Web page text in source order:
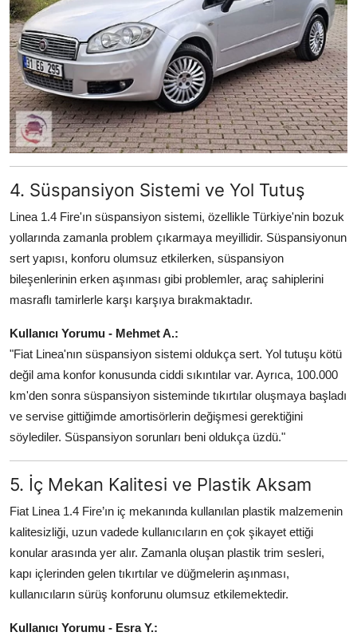
4. Süspansiyon Sistemi ve Yol Tutuş
Linea 1.4 Fire'ın süspansiyon sistemi, özellikle Türkiye'nin bozuk
yollarında zamanla problem çıkarmaya meyillidir. Süspansiyonun
sert yapısı, konforu olumsuz etkilerken, süspansiyon
bileşenlerinin erken aşınması gibi problemler, araç sahiplerini
masraflı tamirlerle karşı karşıya bırakmaktadır.
Kullanıcı Yorumu - Mehmet A.:
"Fiat Linea'nın süspansiyon sistemi oldukça sert. Yol tutuşu kötü
değil ama konfor konusunda ciddi sıkıntılar var. Ayrıca, 100.000
km'den sonra süspansiyon sisteminde tıkırtılar oluşmaya başladı
ve servise gittiğimde amortisörlerin değişmesi gerektiğini
söylediler. Süspansiyon sorunları beni oldukça üzdü."
5. İç Mekan Kalitesi ve Plastik Aksam
Fiat Linea 1.4 Fire’ın iç mekanında kullanılan plastik malzemenin
kalitesizliği, uzun vadede kullanıcıların en çok şikayet ettiği
konular arasında yer alır. Zamanla oluşan plastik trim sesleri,
kapı içlerinden gelen tıkırtılar ve düğmelerin aşınması,
kullanıcıların sürüş konforunu olumsuz etkilemektedir.
Kullanıcı Yorumu - Esra Y.: